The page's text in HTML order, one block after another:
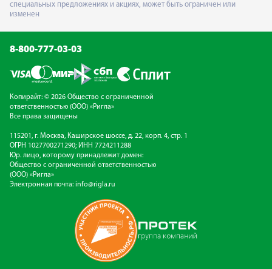
специальных предложениях и акциях, может быть ограничен или
изменен
8-800-777-03-03
Копирайт: © 2026 Общество с ограниченной
ответственностью (ООО) «Ригла»
Все права защищены
115201, г. Москва, Каширское шоссе, д. 22, корп. 4, стр. 1
ОГРН 1027700271290; ИНН 7724211288
Юр. лицо, которому принадлежит домен:
Общество с ограниченной ответственностью
(ООО) «Ригла»
Электронная почта: info@rigla.ru